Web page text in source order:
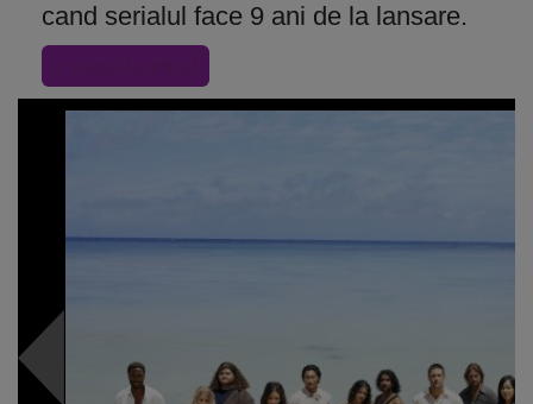
cand serialul face 9 ani de la lansare.